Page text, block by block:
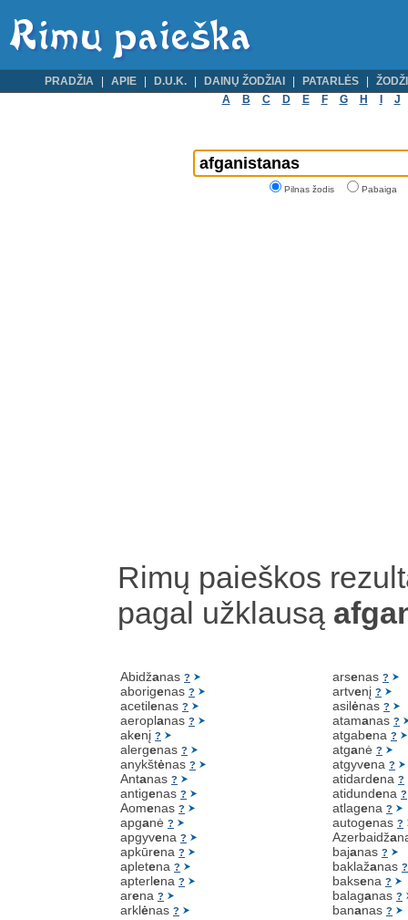
PRADŽIA APIE D.U.K. DAINŲ ŽODŽIAI PATARLĖS
A
B C D E F G H J
Pilnas žodis Pabaiga
Rimų paieškos
pagal užklausą
Abidžanas ?
aborigenas ?
acetilenas ?
aeroplanas ?
akenį ?
alergenas ?
anykštėnas ?
Antanas ?
antigenas ?
Aomenas ?
apganė ?
apgyvena ?
apkūrena ?
apletena ?
apterlena ?
arena ?
arklėnas ?
arsenas ?
artvenį ?
asilėnas ?
atamanas ?
atgabena ?
atganė ?
atgyvena ?
atidardena ?
atidundena ?
atlagena ?
autogenas ?
Azerbaidža
bajanas ?
baklažanas ?
baksena ?
balaganas ?
bananas ?